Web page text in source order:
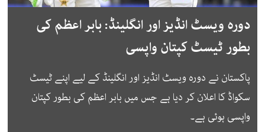
دورہ ویسٹ انڈیز اور انگلینڈ: بابر اعظم کی
بطور ٹیسٹ کپتان واپسی
پاکستان نے دورہ ویسٹ انڈیز اور انگلینڈ کے لیے اپنے ٹیسٹ
سکواڈ کا اعلان کر دیا ہے جس میں بابر اعظم کی بطور کپتان
واپسی ہوئی ہے۔